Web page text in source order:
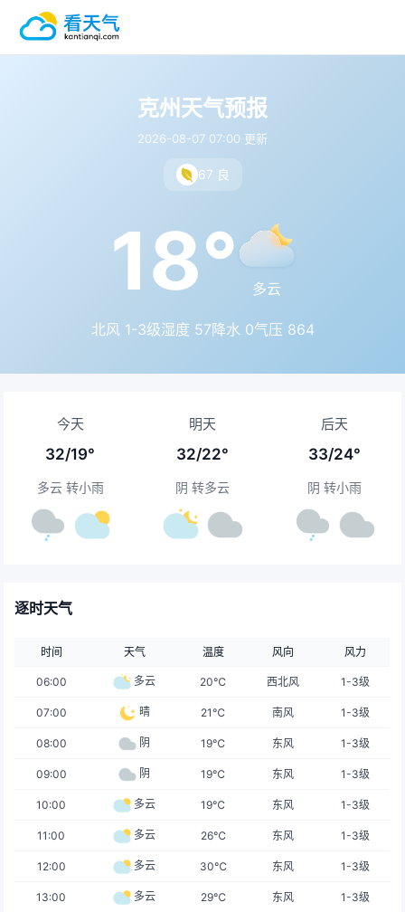
克州天气预报
2026-08-07 07:00 更新
67 良
18° 多云
北风 1-3级湿度 57降水 0气压 864
今天
32/19°
多云 转小雨
明天
32/22°
阴 转多云
后天
33/24°
阴 转小雨
逐时天气
时间 天气 温度 风向 风力
06:00 多云 20℃ 西北风 1-3级
07:00 晴 21℃ 南风 1-3级
08:00 阴 19℃ 东风 1-3级
09:00 阴 19℃ 东风 1-3级
10:00 多云 19℃ 东风 1-3级
11:00 多云 26℃ 东风 1-3级
12:00 多云 30℃ 东风 1-3级
13:00 多云 29℃ 东风 1-3级